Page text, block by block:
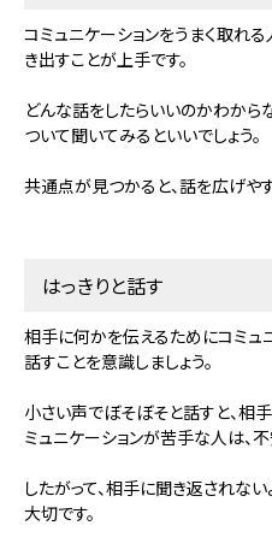
コミュニケーションをうまく取れ
き出すことが上手です。
どんな話をしたらいいのかわか
ついて聞いてみるといいでしょう。
共通点が見つかると、話を広げやす
はっきりと話す
相手に何かを伝えるためにコミュ
話すことを意識しましょう。
小さい声でぼそぼそと話すと、相
ミュニケーションが苦手な人は、
したがって、相手に聞き返されな
大切です。